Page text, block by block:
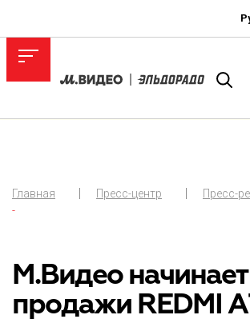
Главная Пресс-центр
Пресс-
-
М.Видео начинает
продажи REDMI